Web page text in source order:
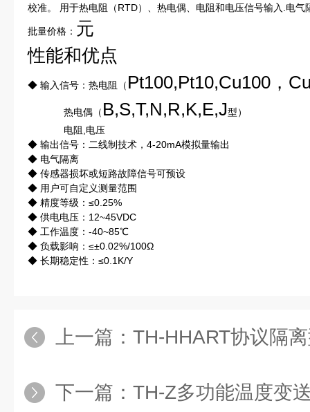
校准。 用于热电阻（RTD）、热电偶、电阻和电压信号输入.电气
批量价格： 元
性能和优点
◆ 输入信号：热电阻（ Pt100,Pt10,Cu100，
热电偶（ B,S,T,N,R,K,E,J型）
电阻,电压
◆ 输出信号：二线制技术，4-20mA模拟量输出
◆ 电气隔离
◆ 传感器损坏或短路故障信号可预设
◆ 用户可自定义测量范围
◆ 精度等级：≤0.25%
◆ 供电电压：12~45VDC
◆ 工作温度：-40~85℃
◆ 负载影响：≤±0.02%/100Ω
◆ 长期稳定性：≤0.1K/Y
上一篇： TH-HHART协议隔
下一篇： TH-Z多功能温度变